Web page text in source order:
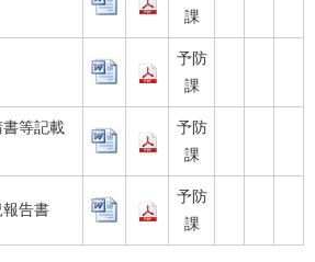
課
予防
課
等記載
予防
課
報告書
予防
課